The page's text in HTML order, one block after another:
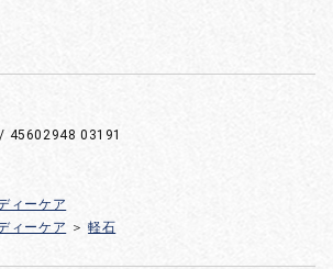
45602948 03191
ィーケア
ィーケア ＞ 軽石